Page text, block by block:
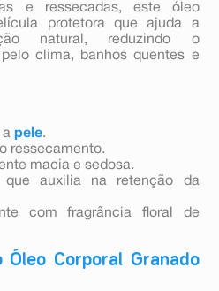
e ressecadas, este óleo
protetora que ajuda a
natural, reduzindo o
clima, banhos quentes e
a pele.
ressecamento.
macia e sedosa.
auxilia na retenção da
com fragrância floral de
Óleo Corporal Granado